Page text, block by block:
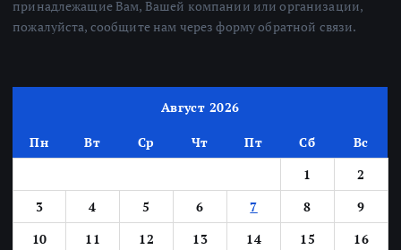
принадлежащие Вам, Вашей компании или организации,
пожалуйста, сообщите нам через форму обратной связи.
Август 2026
Пн Вт Ср Чт Пт Сб
Вс
1
2
3
4 5 6 7 8
9
10
11 12 13 14 15
16